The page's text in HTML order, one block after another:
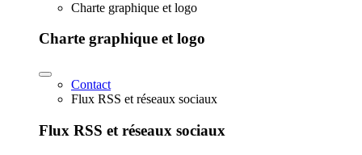
Charte graphique et logo
Charte graphique et logo
Contact
Flux RSS et réseaux sociaux
Flux RSS et réseaux sociaux